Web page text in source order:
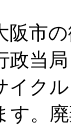
阪市
政当
イク
す。